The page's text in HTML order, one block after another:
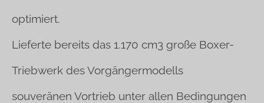
optimiert.
Lieferte bereits das 1.170 cm3 große Boxer-
Triebwerk des Vorgängermodells
souveränen Vortrieb unter allen Bedingungen